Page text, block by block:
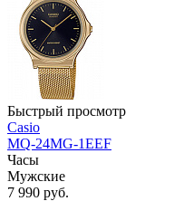
Быстрый просмотр
Casio
MQ-24MG-1EEF
Часы
Мужские
7 990 руб.